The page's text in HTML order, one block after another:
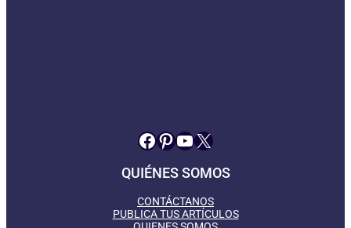
Facebook
Pinterest
YouTube
X
QUIÉNES SOMOS
CONTÁCTANOS
PUBLICA TUS ARTÍCULOS